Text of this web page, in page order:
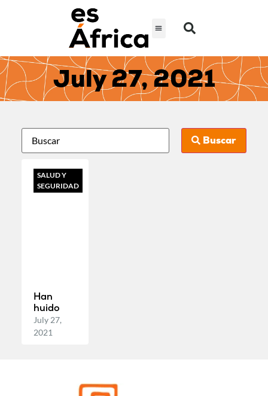
July 27, 2021
Buscar
SALUD Y
SEGURIDAD
Han
huido
July 27,
2021